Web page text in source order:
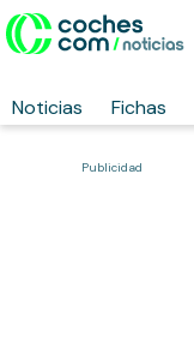
Noticias Fichas
Publicidad